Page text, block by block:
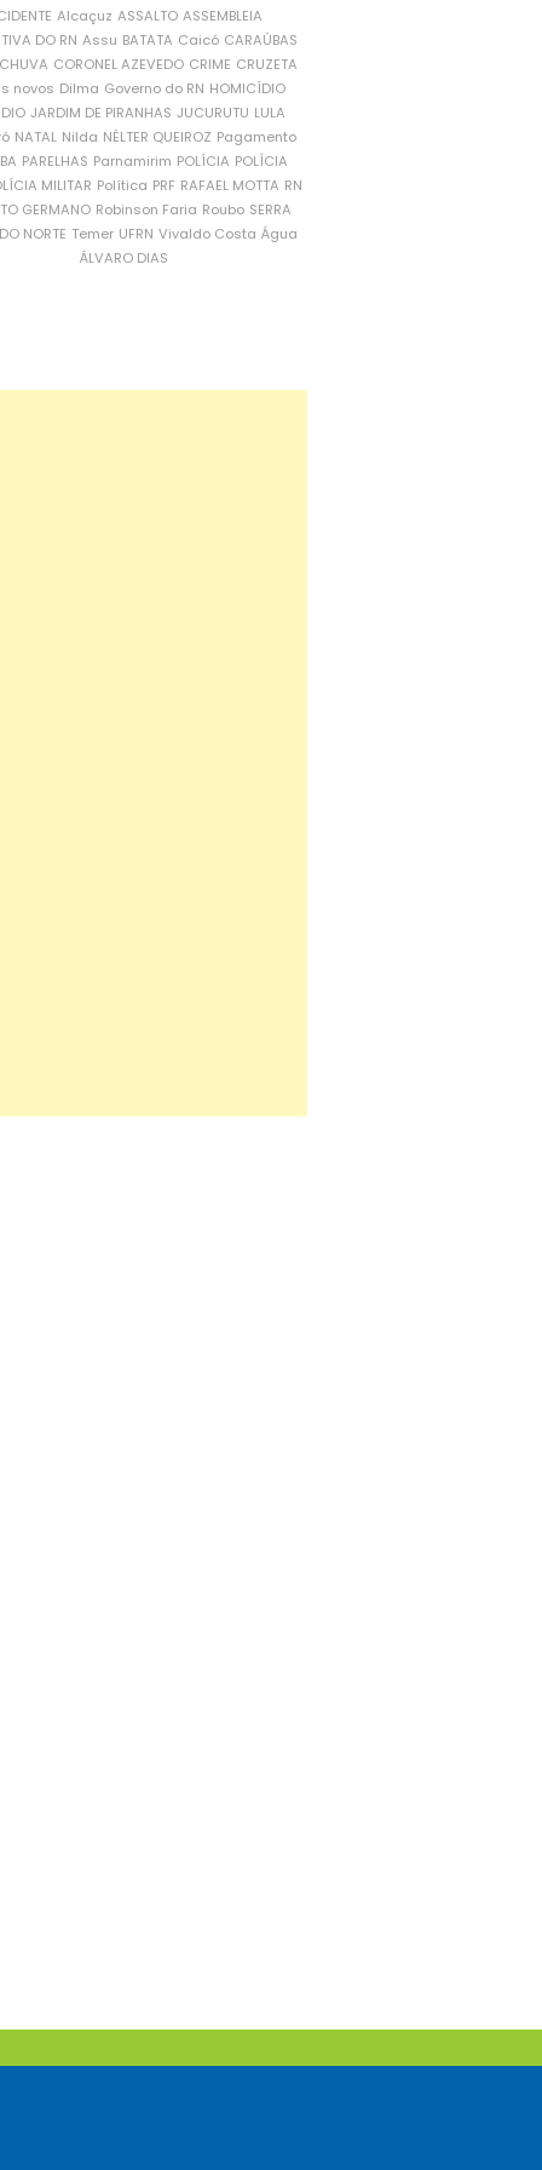
Alcaçuz ASSALTO ASSEMBLEIA
DO RN Assu BATATA Caicó CARAÚBAS
CORONEL AZEVEDO CRIME CRUZETA
novos Dilma Governo do RN HOMICÍDIO
JARDIM DE PIRANHAS JUCURUTU LULA
NATAL Nilda NÉLTER QUEIROZ Pagamento
PARELHAS Parnamirim POLÍCIA POLÍCIA
MILITAR Política PRF RAFAEL MOTTA RN
GERMANO Robinson Faria Roubo SERRA
NORTE Temer UFRN Vivaldo Costa Água
ÁLVARO DIAS